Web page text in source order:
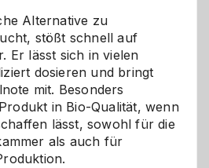
Alternative zu
stößt schnell auf
Er lässt sich in vielen
dosieren und bringt
mit. Besonders
in Bio-Qualität, wenn
lässt, sowohl für die
als auch für